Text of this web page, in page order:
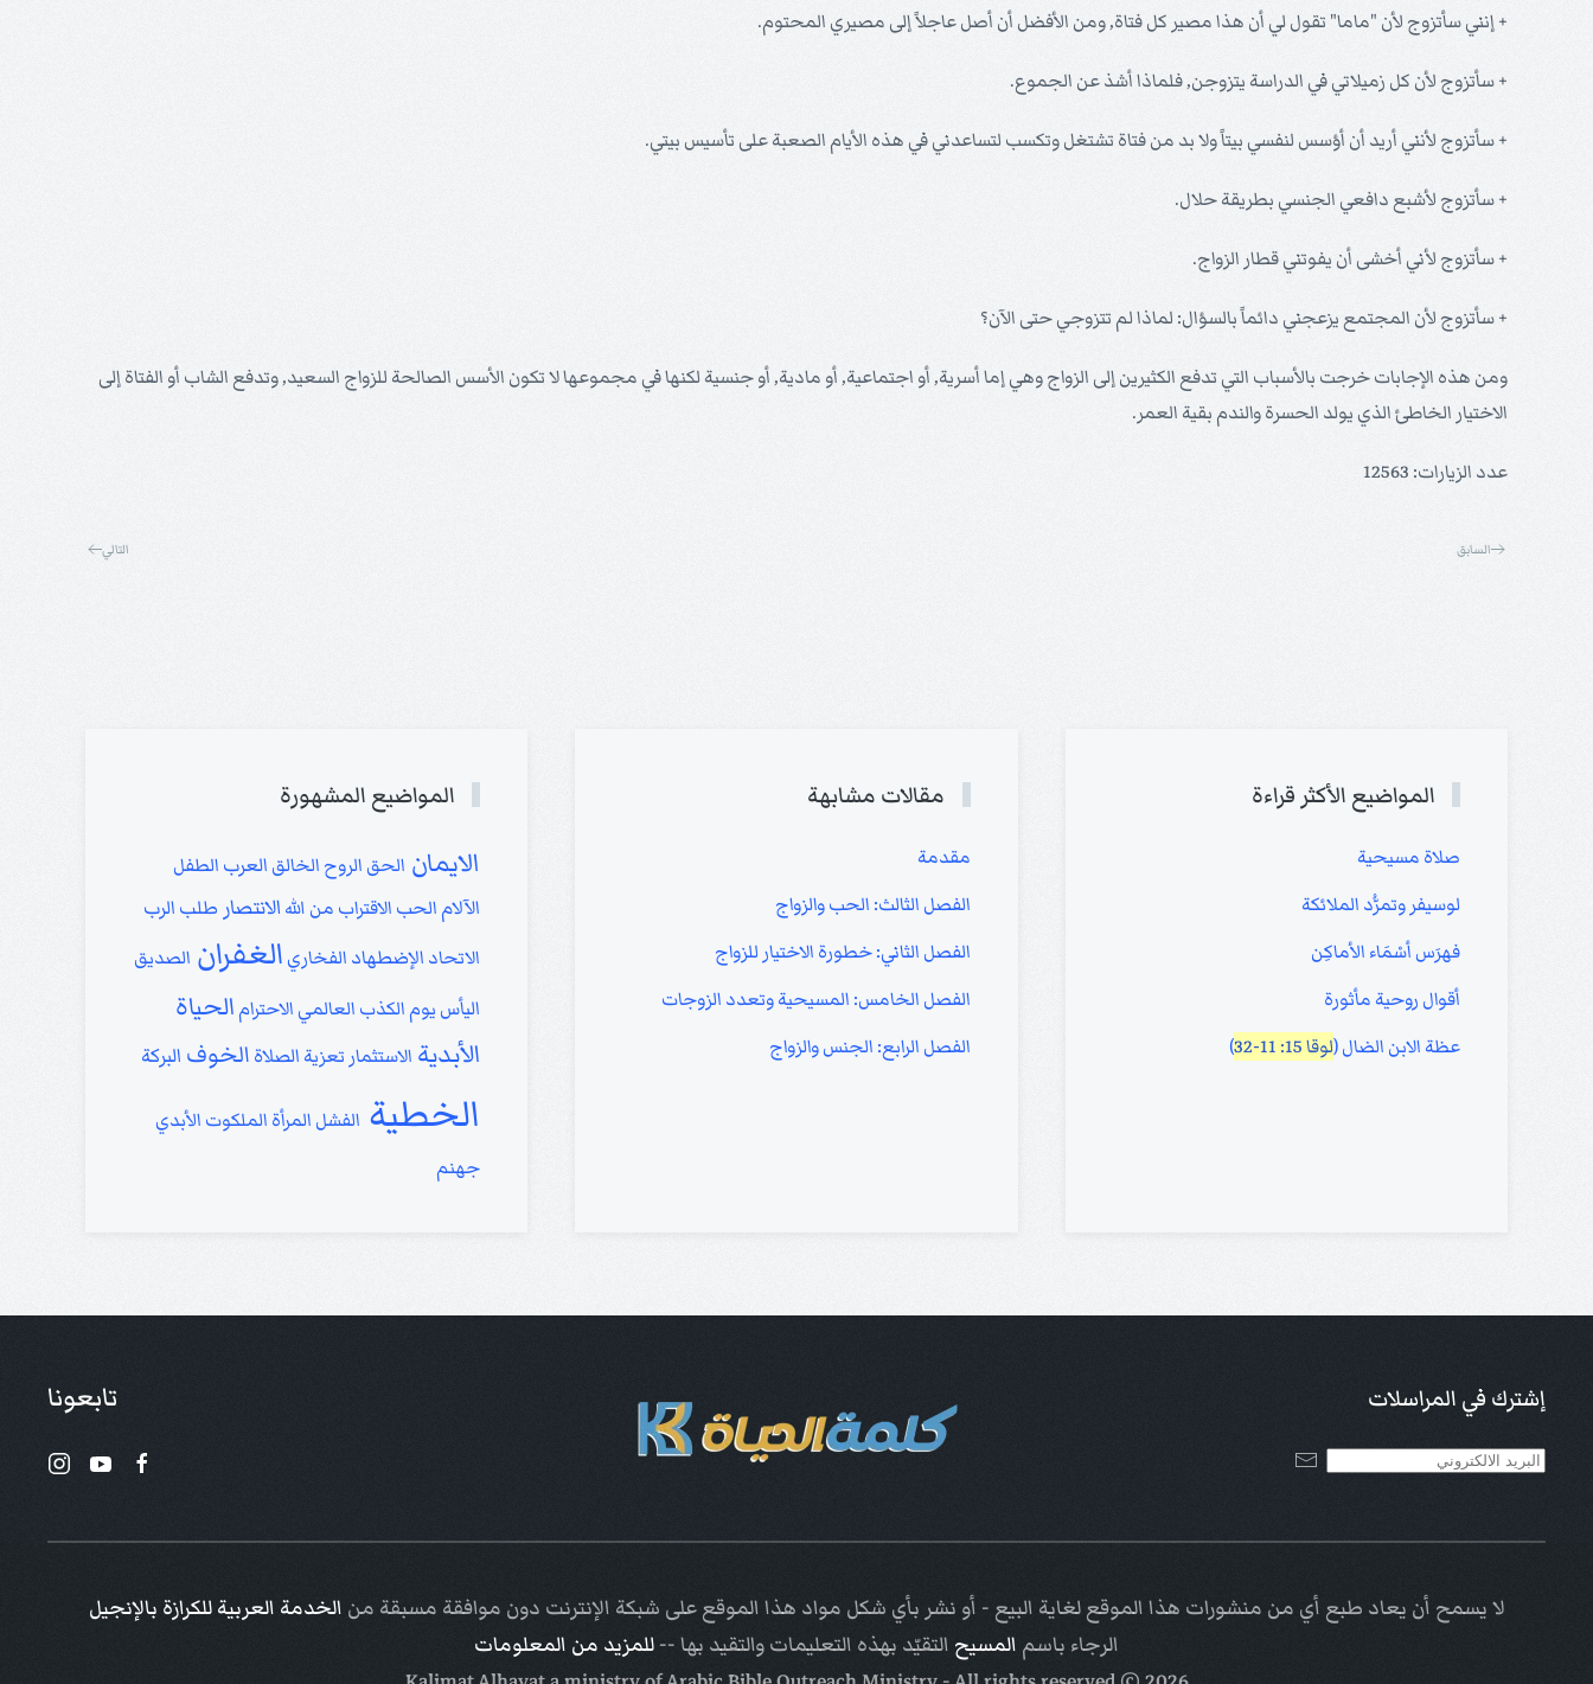
+ إنني سأتزوج لأن "ماما" تقول لي أن هذا مصير كل فتاة, ومن الأفضل أن أصل عاجلاً إلى مصيري المحتوم.
+ سأتزوج لأن كل زميلاتي في الدراسة يتزوجن, فلماذا أشذ عن الجموع.
+ سأتزوج لأنني أريد أن أؤسس لنفسي بيتاً ولا بد من فتاة تشتغل وتكسب لتساعدني في هذه الأيام الصعبة على تأسيس بيتي.
+ سأتزوج لأشبع دافعي الجنسي بطريقة حلال.
+ سأتزوج لأني أخشى أن يفوتني قطار الزواج.
+ سأتزوج لأن المجتمع يزعجني دائماً بالسؤال: لماذا لم تتزوجي حتى الآن؟
ومن هذه الإجابات خرجت بالأسباب التي تدفع الكثيرين إلى الزواج وهي إما أسرية, أو اجتماعية, أو مادية, أو جنسية لكنها في مجموعها لا تكون الأسس الصالحة للزواج السعيد, وتدفع الشاب أو الفتاة إلى
الاختيار الخاطئ الذي يولد الحسرة والندم بقية العمر.
عدد الزيارات: 12563
السابق التالي
المواضيع الأكثر قراءة
صلاة مسيحية
لوسيفر وتمرُّد الملائكة
فهرَس أسْمَاء الأماكِن
أقوال روحية مأثورة
عظة الابن الضال (لوقا 15: 11-32 )
مقالات مشابهة
مقدمة
الفصل الثالث: الحب والزواج
الفصل الثاني: خطورة الاختيار للزواج
الفصل الخامس: المسيحية وتعدد الزوجات
الفصل الرابع: الجنس والزواج
المواضيع المشهورة
الايمان الحق الروح الخالق العرب الطفل
الآلام الحب الاقتراب من الله الانتصار طلب الرب
الاتحاد الإضطهاد الفخاري الغفران الصديق
اليأس يوم الكذب العالمي الاحترام الحياة
الأبدية الاستثمار تعزية الصلاة الخوف البركة
الخطية الفشل المرأة الملكوت الأبدي
جهنم
إشترك في المراسلات تابعونا
لا يسمح أن يعاد طبع أي من منشورات هذا الموقع لغاية البيع - أو نشر بأي شكل مواد هذا الموقع على شبكة الإنترنت دون موافقة مسبقة من الخدمة العربية للكرازة بالإنجيل
الرجاء باسم المسيح التقيّد بهذه التعليمات والتقيد بها --للمزيد من المعلومات